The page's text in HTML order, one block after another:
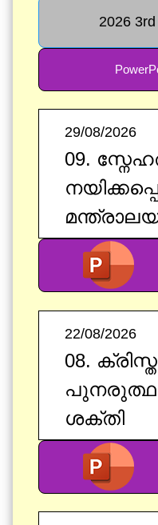
2026
29/08/2026
09.
22/08/2026
08.
ശക്തി